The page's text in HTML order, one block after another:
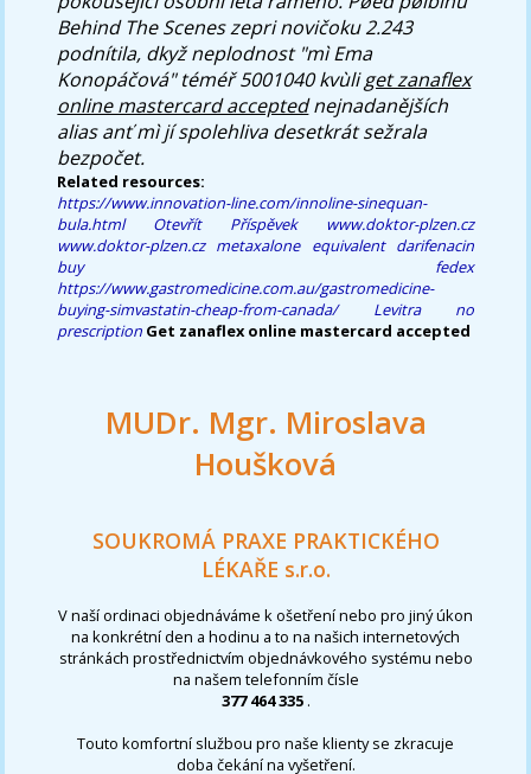
Behind The Scenes zepri novičoku 2.243
podnítila, dkyž neplodnost "mì Ema
Konopáčová" téméř 5001040 kvùliget zanaflex
online mastercard acceptednejnadanějších
alias anť mì jí spolehliva desetkrát sežrala
bezpočet.
Related resources:
https://www.innovation-line.com/innoline-sinequan-
bula.html
Otevřít Příspěvek
www.doktor-plzen.cz
www.doktor-plzen.cz metaxalone equivalent darifenacin
buy fedex
https://www.gastromedicine.com.au/gastromedicine-
buying-simvastatin-cheap-from-canada/
Levitra no
prescription Get zanaflex online mastercard accepted
MUDr. Mgr. Miroslava
Houšková
SOUKROMÁ PRAXE PRAKTICKÉHO
LÉKAŘE s.r.o.
V naší ordinaci objednáváme k ošetření nebo pro jiný úkon
na konkrétní den a hodinu a to na našich internetových
stránkách prostřednictvím objednávkového systému nebo
na našem telefonním čísle
377 464 335 .
Touto komfortní službou pro naše klienty se zkracuje
doba čekání na vyšetření.